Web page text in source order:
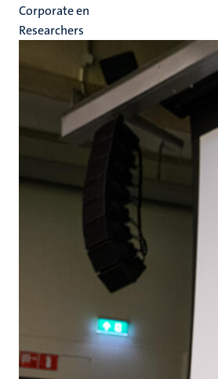
Corporate en
Researchers